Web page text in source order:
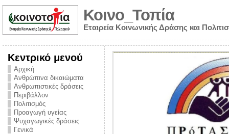
Κοινο_Τοπία
Εταιρεία Κοινωνικής Δράσης και
Κεντρικό μενού
Αρχική
Ανθρώπινα δικαιώματα
Ανθρωπιστικές δράσεις
Περιβάλλον
Πολιτισμός
Προαγωγή υγείας
Ψυχαγωγικές δράσεις
Γενικά